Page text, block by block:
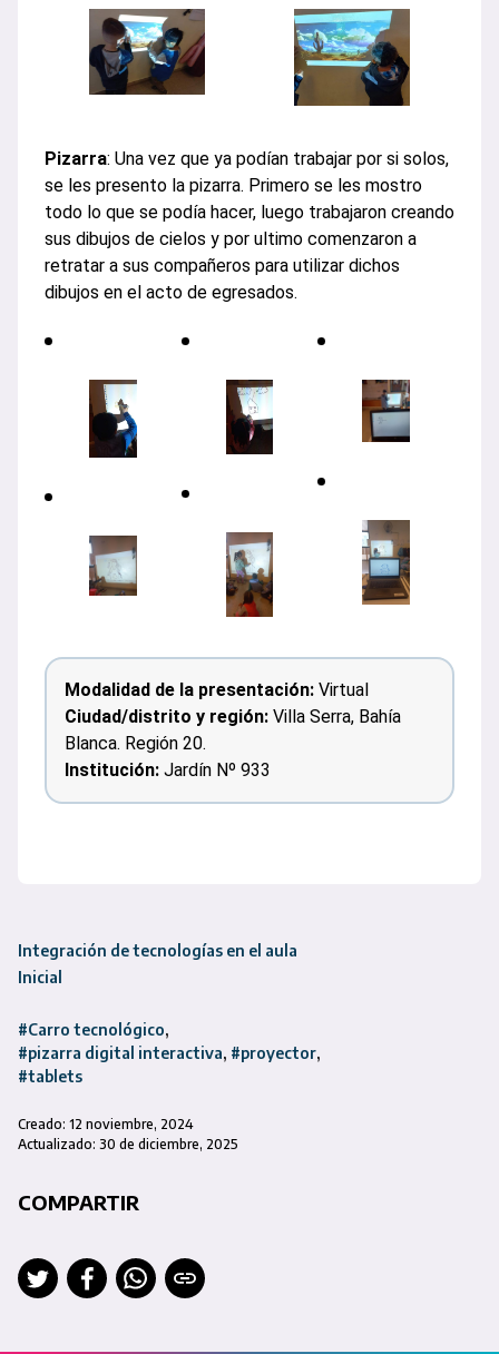
Pizarra: Una vez que ya podían trabajar por si solos,
se les presento la pizarra. Primero se les mostro
todo lo que se podía hacer, luego trabajaron creando
sus dibujos de cielos y por ultimo comenzaron a
retratar a sus compañeros para utilizar dichos
dibujos en el acto de egresados.
Modalidad de la presentación: Virtual
Ciudad/distrito y región: Villa Serra, Bahía
Blanca. Región 20.
Institución: Jardín Nº 933
Integración de tecnologías en el aula
Inicial
#Carro tecnológico
#pizarra digital interactiva #proyector
#tablets
Creado: 12 noviembre, 2024
Actualizado: 30 de diciembre, 2025
COMPARTIR